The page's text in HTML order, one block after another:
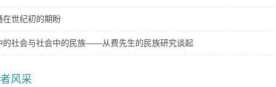
在世纪初的期盼
的社会与社会中的民族——从费先生的民族研究谈起
风采